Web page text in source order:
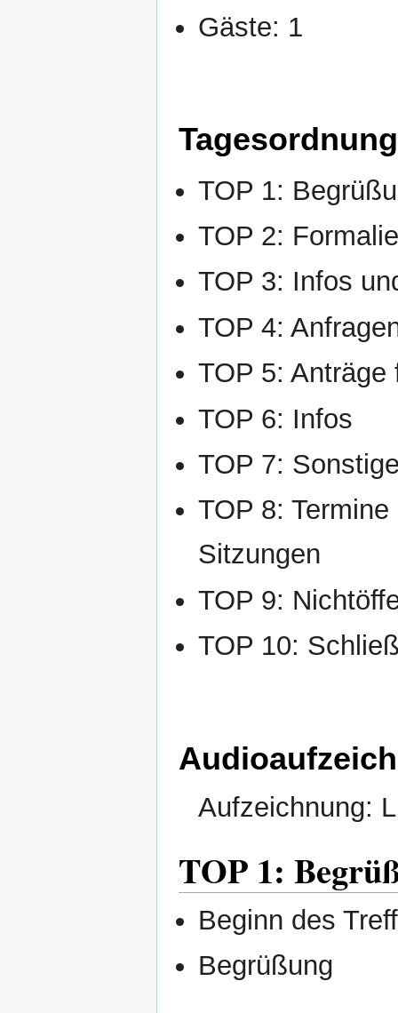
Gäste: 1
Tagesordnung
TOP 1:
TOP 2:
TOP 3: Infos
TOP 4:
TOP 5:
TOP 6: Infos
TOP 7:
TOP 8:
Sitzungen
TOP 9:
TOP 10:
Aufzeichnung:
TOP 1:
Beginn des
Begrüßung